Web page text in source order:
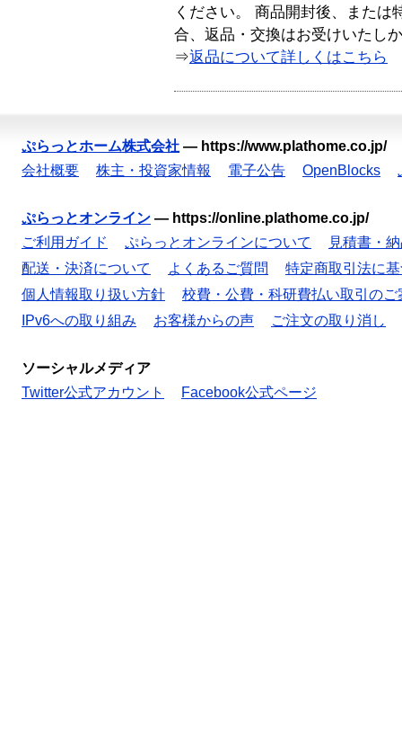
ください。 商品開封後、または
合、返品・交換はお受けいたし
⇒返品について詳しくはこちら
ぷらっとホーム株式会社 — https://www.plathome.co.jp/
会社概要
株主・投資家情報 電子公告 OpenBlocks
ぷらっとオンライン — https://online.plathome.co.jp/
ご利用ガイド
ぷらっとオンラインについて
見積書・
配送・決済について
よくあるご質問
特定商取引法に
個人情報取り扱い方針
校費・公費・科研費払い取引のご
IPv6への取り組み
お客様からの声 ご注文の取り消し
ソーシャルメディア
Twitter公式アカウント
Facebook公式ページ